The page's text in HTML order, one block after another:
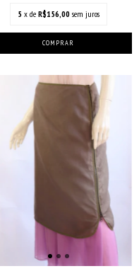
5 x de R$156,00 sem juros